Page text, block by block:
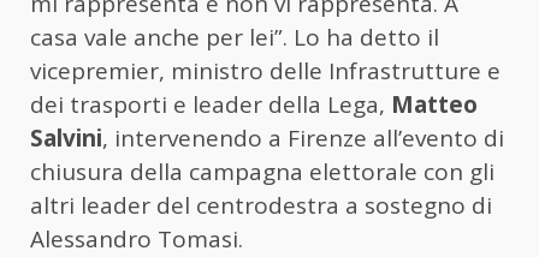
casa vale anche per lei”. Lo ha detto il
vicepremier, ministro delle Infrastrutture e
dei trasporti e leader della Lega, Matteo
Salvini, intervenendo a Firenze all’evento di
chiusura della campagna elettorale con gli
altri leader del centrodestra a sostegno di
Alessandro Tomasi.